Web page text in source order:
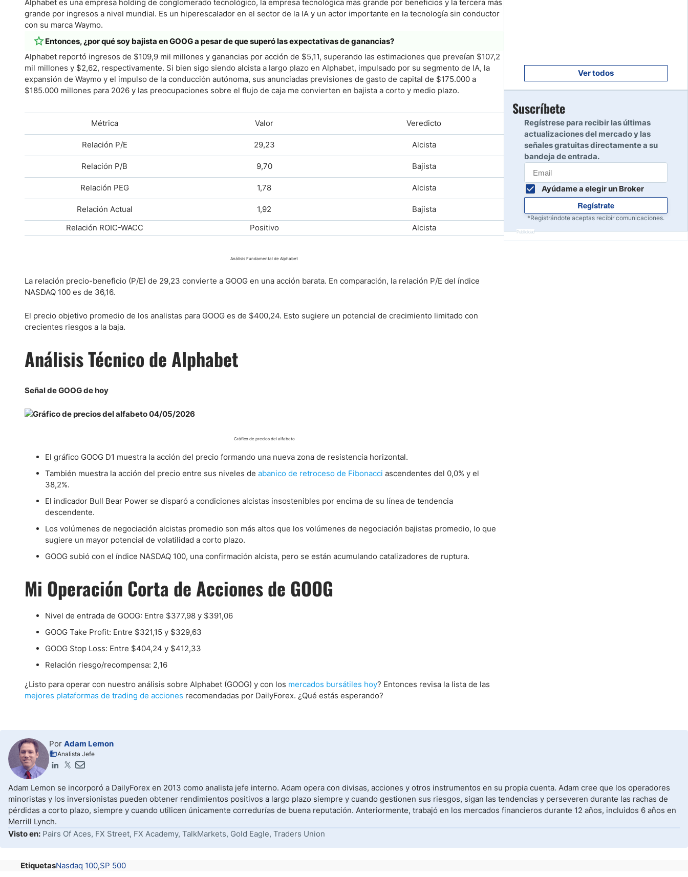
Alphabet es una empresa holding de conglomerado tecnológico, la empresa tecnológica más grande por beneficios y la tercera más
grande por ingresos a nivel mundial. Es un hiperescalador en el sector de la IA y un actor importante en la tecnología sin conductor
con su marca Waymo.
Entonces, ¿por qué soy bajista en GOOG a pesar de que superó las expectativas de ganancias?
Alphabet reportó ingresos de $109,9 mil millones y ganancias por acción de $5,11, superando las estimaciones que preveían $107,2
mil millones y $2,62, respectivamente. Si bien sigo siendo alcista a largo plazo en Alphabet, impulsado por su segmento de IA, la
expansión de Waymo y el impulso de la conducción autónoma, sus anunciadas previsiones de gasto de capital de $175.000 a
$185.000 millones para 2026 y las preocupaciones sobre el flujo de caja me convierten en bajista a corto y medio plazo.
Métrica Valor Veredicto
Relación P/E 29,23 Alcista
Relación P/B 9,70 Bajista
Relación PEG 1,78 Alcista
Relación Actual 1,92
Bajista
Relación ROIC-WACC
Positivo Alcista
Análisis Fundamental de Alphabet
La relación precio-beneficio (P/E) de 29,23 convierte a GOOG en una acción barata. En comparación, la relación P/E del índice
NASDAQ 100 es de 36,16.
El precio objetivo promedio de los analistas para GOOG es de $400,24. Esto sugiere un potencial de crecimiento limitado con
crecientes riesgos a la baja.
Análisis Técnico de Alphabet
Señal de GOOG de hoy
Gráfico de precios del alfabeto
El gráfico GOOG D1 muestra la acción del precio formando una nueva zona de resistencia horizontal.
También muestra la acción del precio entre sus niveles de abanico de retroceso de Fibonacci ascendentes del 0,0% y el
38,2%.
El indicador Bull Bear Power se disparó a condiciones alcistas insostenibles por encima de su línea de tendencia
descendente.
Los volúmenes de negociación alcistas promedio son más altos que los volúmenes de negociación bajistas promedio, lo que
sugiere un mayor potencial de volatilidad a corto plazo.
GOOG subió con el índice NASDAQ 100, una confirmación alcista, pero se están acumulando catalizadores de ruptura.
Mi Operación Corta de Acciones de GOOG
Nivel de entrada de GOOG: Entre $377,98 y $391,06
GOOG Take Profit: Entre $321,15 y $329,63
GOOG Stop Loss: Entre $404,24 y $412,33
Relación riesgo/recompensa: 2,16
¿Listo para operar con nuestro análisis sobre Alphabet (GOOG) y con los mercados bursátiles hoy? Entonces revisa la lista de las
mejores plataformas de trading de acciones recomendadas por DailyForex. ¿Qué estás esperando?
Leer reseña
10
Ver todos
Suscríbete
Regístrese para recibir las últimas
actualizaciones del mercado y las
señales gratuitas directamente a su
bandeja de entrada.
Ayúdame a elegir un Broker
Regístrate
*Registrándote aceptas recibir comunicaciones.
Publicidad
Por Adam Lemon
Analista Jefe
Adam Lemon se incorporó a DailyForex en 2013 como analista jefe interno. Adam opera con divisas, acciones y otros instrumentos en su propia cuenta. Adam cree que los operadores
minoristas y los inversionistas pueden obtener rendimientos positivos a largo plazo siempre y cuando gestionen sus riesgos, sigan las tendencias y perseveren durante las rachas de
pérdidas a corto plazo, siempre y cuando utilicen únicamente corredurías de buena reputación. Anteriormente, trabajó en los mercados financieros durante 12 años, incluidos 6 años en
Merrill Lynch.
Visto en: Pairs Of Aces, FX Street, FX Academy, TalkMarkets, Gold Eagle, Traders Union
EtiquetasNasdaq 100 SP 500